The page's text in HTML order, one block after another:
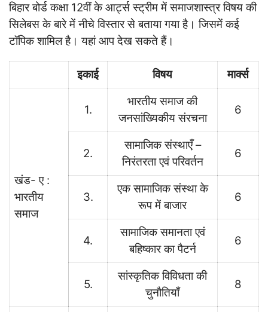
बिहार बोर्ड कक्षा 12वीं के आर्ट्स स्ट्रीम में समाजशास्त्र विषय की
सिलेबस के बारे में नीचे विस्तार से बताया गया है। जिसमें कई
टॉपिक शामिल है। यहां आप देख सकते हैं।
इकाई विषय मार्क्स
खंड- ए :
भारतीय
समाज
1.
भारतीय समाज की
जनसांख्यिकीय संरचना
6
2.
सामाजिक संस्थाएँ –
निरंतरता एवं परिवर्तन
6
3.
एक सामाजिक संस्था के
रूप में बाजार
6
4.
सामाजिक समानता एवं
बहिष्कार का पैटर्न
6
5.
सांस्कृतिक विविधता की
चुनौतियाँ
8